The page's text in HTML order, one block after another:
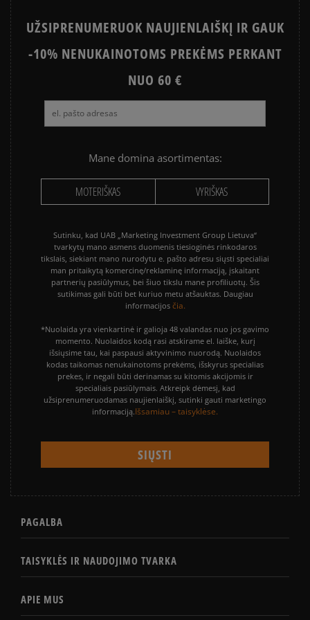
UŽSIPRENUMERUOK NAUJIENLAIŠKĮ IR GAUK
-10% NENUKAINOTOMS PREKĖMS PERKANT
NUO 60 €
Mane domina asortimentas:
MOTERIŠKAS VYRIŠKAS
Sutinku, kad UAB „Marketing Investment Group Lietuva“
tvarkytų mano asmens duomenis tiesioginės rinkodaros
tikslais, siekiant mano nurodytu e. pašto adresu siųsti specialiai
man pritaikytą komercinę/reklaminę informaciją, įskaitant
partnerių pasiūlymus, bei šiuo tikslu mane profiliuotų. Šis
sutikimas gali būti bet kuriuo metu atšauktas. Daugiau
informacijos čia.
*Nuolaida yra vienkartinė ir galioja 48 valandas nuo jos gavimo
momento. Nuolaidos kodą rasi atskirame el. laiške, kurį
išsiųsime tau, kai paspausi aktyvinimo nuorodą. Nuolaidos
kodas taikomas nenukainotoms prekėms, išskyrus specialias
prekes, ir negali būti derinamas su kitomis akcijomis ir
specialiais pasiūlymais. Atkreipk dėmesį, kad
užsiprenumeruodamas naujienlaiškį, sutinki gauti marketingo
informaciją.Išsamiau – taisyklėse.
PAGALBA
TAISYKLĖS IR NAUDOJIMO TVARKA
APIE MUS